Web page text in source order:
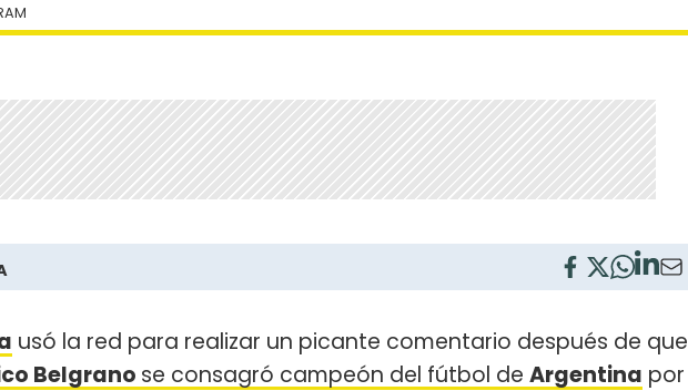
usó la red para realizar un picante comentario después de que
Belgrano se consagró campeón del fútbol de Argentina por